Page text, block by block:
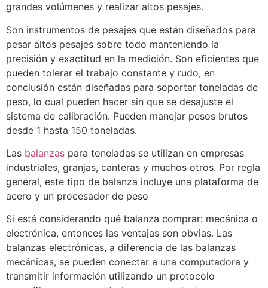
grandes volúmenes y realizar altos pesajes.
Son instrumentos de pesajes que están diseñados para
pesar altos pesajes sobre todo manteniendo la
precisión y exactitud en la medición. Son eficientes que
pueden tolerar el trabajo constante y rudo, en
conclusión están diseñadas para soportar toneladas de
peso, lo cual pueden hacer sin que se desajuste el
sistema de calibración. Pueden manejar pesos brutos
desde 1 hasta 150 toneladas.
Las balanzas para toneladas se utilizan en empresas
industriales, granjas, canteras y muchos otros. Por regla
general, este tipo de balanza incluye una plataforma de
acero y un procesador de peso
Si está considerando qué balanza comprar: mecánica o
electrónica, entonces las ventajas son obvias. Las
balanzas electrónicas, a diferencia de las balanzas
mecánicas, se pueden conectar a una computadora y
transmitir información utilizando un protocolo